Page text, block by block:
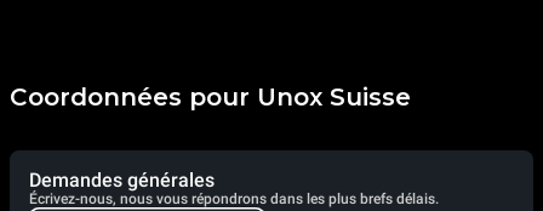
Coordonnées pour Unox Suisse
Demandes générales
Écrivez-nous, nous vous répondrons dans les plus brefs délais.